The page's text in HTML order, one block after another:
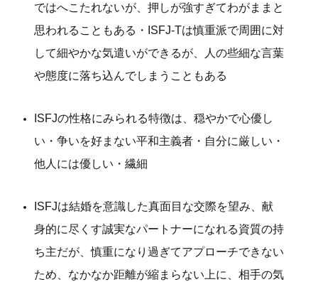
ではへこたれないが、押しが強すぎてわがままと
思われることもある・ISFJ-Tは慎重派で周囲に対
して細やかな気遣いができるが、人の些細な言葉
や態度に落ち込んでしまうこともある
ISFJの性格にみられる特徴は、穏やかで心優し
い・争いを好まない平和主義者・自分に厳しい・
他人には優しい・繊細
ISFJは結婚を意識した真面目な交際を望み、献
身的に尽くす誠実なパートナーになれる資質の持
ち主だが、慎重になり過ぎてアプローチできない
ため、なかなか距離が縮まらない上に、相手の気